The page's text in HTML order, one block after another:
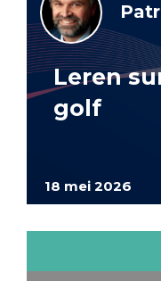
18 mei 2026
Leren
golf